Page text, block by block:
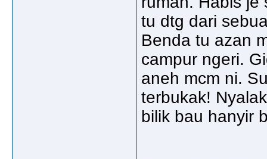
tu dtg dari
Benda tu azan
campur ngeri.
aneh mcm ni.
terbukak!
bilik bau hanyir